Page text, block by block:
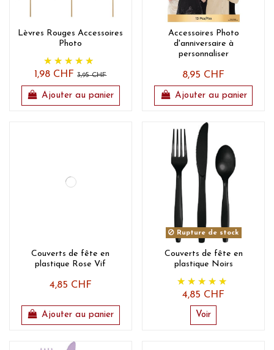
Lèvres Rouges Accessoires
Photo
1,98 CHF3,95 CHF
Ajouter au panier
Accessoires Photo
d'anniversaire à
personnaliser
8,95 CHF
Ajouter au panier
Couverts de fête en
plastique Rose Vif
4,85 CHF
Ajouter au panier
Rupture de stock
Couverts de fête en
plastique Noirs
4,85 CHF
Voir